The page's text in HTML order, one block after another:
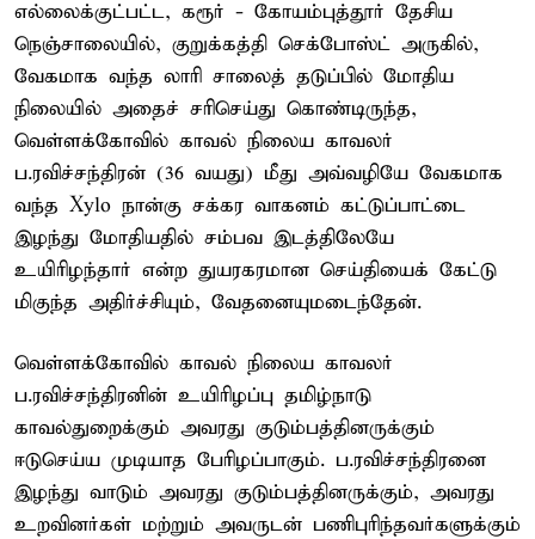
எல்லைக்குட்பட்ட, கரூர் - கோயம்புத்தூர் தேசிய
நெஞ்சாலையில், குறுக்கத்தி செக்போஸ்ட் அருகில்,
வேகமாக வந்த லாரி சாலைத் தடுப்பில் மோதிய
நிலையில் அதைச் சரிசெய்து கொண்டிருந்த,
வெள்ளக்கோவில் காவல் நிலைய காவலர்
ப.ரவிச்சந்திரன் (36 வயது) மீது அவ்வழியே வேகமாக
வந்த Xylo நான்கு சக்கர வாகனம் கட்டுப்பாட்டை
இழந்து மோதியதில் சம்பவ இடத்திலேயே
உயிரிழந்தார் என்ற துயரகரமான செய்தியைக் கேட்டு
மிகுந்த அதிர்ச்சியும், வேதனையுமடைந்தேன்.
வெள்ளக்கோவில் காவல் நிலைய காவலர்
ப.ரவிச்சந்திரனின் உயிரிழப்பு தமிழ்நாடு
காவல்துறைக்கும் அவரது குடும்பத்தினருக்கும்
ஈடுசெய்ய முடியாத பேரிழப்பாகும். ப.ரவிச்சந்திரனை
இழந்து வாடும் அவரது குடும்பத்தினருக்கும், அவரது
உறவினர்கள் மற்றும் அவருடன் பணிபுரிந்தவர்களுக்கும்